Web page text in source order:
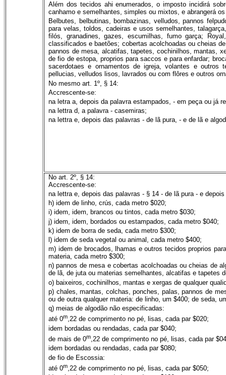
Além dos tecidos ahi enumerados, o imposto incidirá
canhamo e semelhantes, simples ou mixtos, e abrangerá
Belbutes, belbutinas, bombazinas, velludos, pannos
para velas, toldos, cadeiras e usos semelhantes,
filós, granadines, gazes, escumilhas, fumo garça;
classificados e baetões; cobertas acolchoadas ou cheias
pannos de mesa, alcatifas, tapetes, cochinilhos, mantas,
de fio de estopa, proprios para saccos e para enfardar;
sacerdotaes e ornamentos de igreja, volantes e outros
pellucias, velludos lisos, lavrados ou com flôres e outros
No mesmo art. 1º, § 14:
Accrescente-se:
na letra a, depois da palavra estampados, - em peça ou já
na lettra d, a palavra - casemiras;
na lettra e, depois das palavras - de lã pura, - e de lã e
No art. 2º, § 14:
Accrescente-se:
na lettra e, depois das palavras - § 14 - de lã pura - e
h) idem de linho, crús, cada metro $020;
i) idem, idem, brancos ou tintos, cada metro $030;
j) idem, idem, bordados ou estampados, cada metro $040;
k) idem de borra de seda, cada metro $300;
l) idem de seda vegetal ou animal, cada metro $400;
m) idem de brocados, lhamas e outros tecidos proprios
materia, cada metro $300;
n) pannos de mesa e cobertas acolchoadas ou cheias de
de lã, de juta ou materias semelhantes, alcatifas e tapetes
o) baixeiros, cochinilhos, mantas e xergas de qualquer
p) chales, mantas, colchas, ponches, palas, pannos de
ou de outra qualquer materia: de linho, um $400; de seda,
q) meias de algodão não especificadas:
até 0m,22 de comprimento no pé, lisas, cada par $020;
idem bordadas ou rendadas, cada par $040;
de mais de 0m,22 de comprimento no pé, lisas, cada par
idem bordadas ou rendadas, cada par $080;
de fio de Escossia:
até 0m,22 de comprimento no pé, lisas, cada par $050;